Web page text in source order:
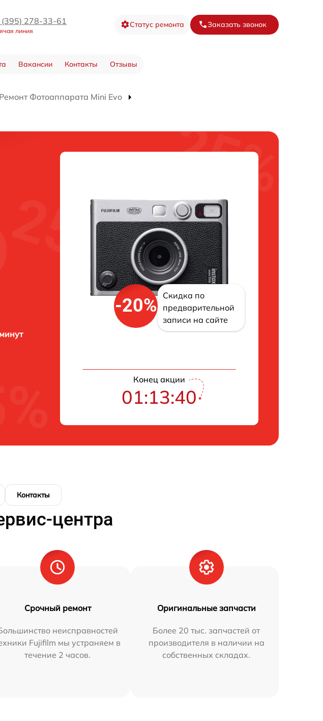
(395) 278-33-61
линия
Статус ремонта Заказать звонок
Вакансии Контакты Отзывы
Ремонт Фотоаппарата Mini Evo
-20%
Скидка по
предварительной
записи на сайте
Конец акции
01:13:39
Контакты
центра
Срочный ремонт
неисправностей
Fujifilm мы устраняем в
течение 2 часов.
Оригинальные запчасти
Более 20 тыс. запчастей от
производителя в наличии на
собственных складах.